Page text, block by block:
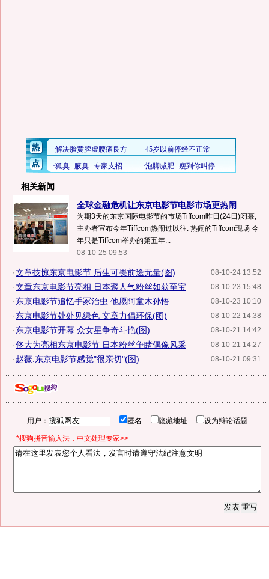
相关新闻
全球金融危机让东京电影节电影市场更热闹
为期3天的东京国际电影节的市场Tiffcom昨日(24日)闭幕,
主办者宣布今年Tiffcom热闹过以往. 热闹的Tiffcom现场 今
年只是Tiffcom举办的第五年...
08-10-25 09:53
08-10-24 13:52
·文章技惊东京电影节 后生可畏前途无量(图)
08-10-23 15:48
·文章东京电影节亮相 日本聚人气粉丝如获至宝
08-10-23 10:10
·东京电影节追忆手冢治虫 他愿阿童木孙悟...
08-10-22 14:38
·东京电影节处处见绿色 文章力倡环保(图)
08-10-21 14:42
·东京电影节开幕 众女星争奇斗艳(图)
08-10-21 14:27
·佟大为亮相东京电影节 日本粉丝争睹偶像风采
08-10-21 09:31
·赵薇:东京电影节感觉"很亲切"(图)
用户： 匿名 隐藏地址 设为辩论话题
*搜狗拼音输入法，中文处理专家>>